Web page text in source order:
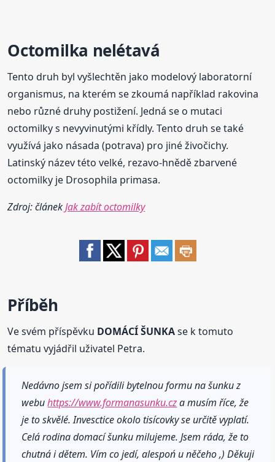
Octomilka nelétavá
Tento druh byl vyšlechtěn jako modelový laboratorní
organismus, na kterém se zkoumá například rakovina
nebo různé druhy postižení. Jedná se o mutaci
octomilky s nevyvinutými křídly. Tento druh se také
využívá jako násada (potrava) pro jiné živočichy.
Latinský název této velké, rezavo-hnědě zbarvené
octomilky je Drosophila primasa.
Zdroj: článekJak zabít octomilky
Příběh
Ve svém příspěvku DOMÁCÍ ŠUNKAse k tomuto
tématu vyjádřil uživatel Petra.
Nedávno jsem si pořídili bytelnou formu na šunku z
webuhttps://www.formanasunku.cza musím říce, že
je to skvělé. Invesctice okolo tisícovky se určitě vyplatí.
Celá rodina domací šunku milujeme. Jsem ráda, že to
chutná i dětem. Vím co jedí, alespoń u něčeho ,) Děkuji